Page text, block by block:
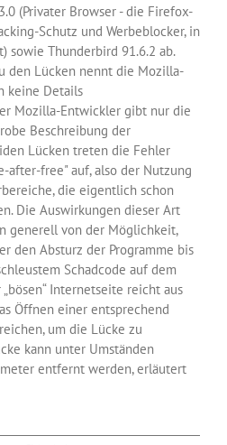
(Privater Browser - die Firefox-
Schutz und Werbeblocker, in
sowie Thunderbird 91.6.2 ab.
den Lücken nennt die Mozilla-
keine Details
Mozilla-Entwickler gibt nur die
Beschreibung der
Lücken treten die Fehler
after-free" auf, also der Nutzung
die eigentlich schon
Die Auswirkungen dieser Art
generell von der Möglichkeit,
den Absturz der Programme bis
Schadcode auf dem
Internetseite reicht aus
Öffnen einer entsprechend
um die Lücke zu
kann unter Umständen
entfernt werden, erläutert